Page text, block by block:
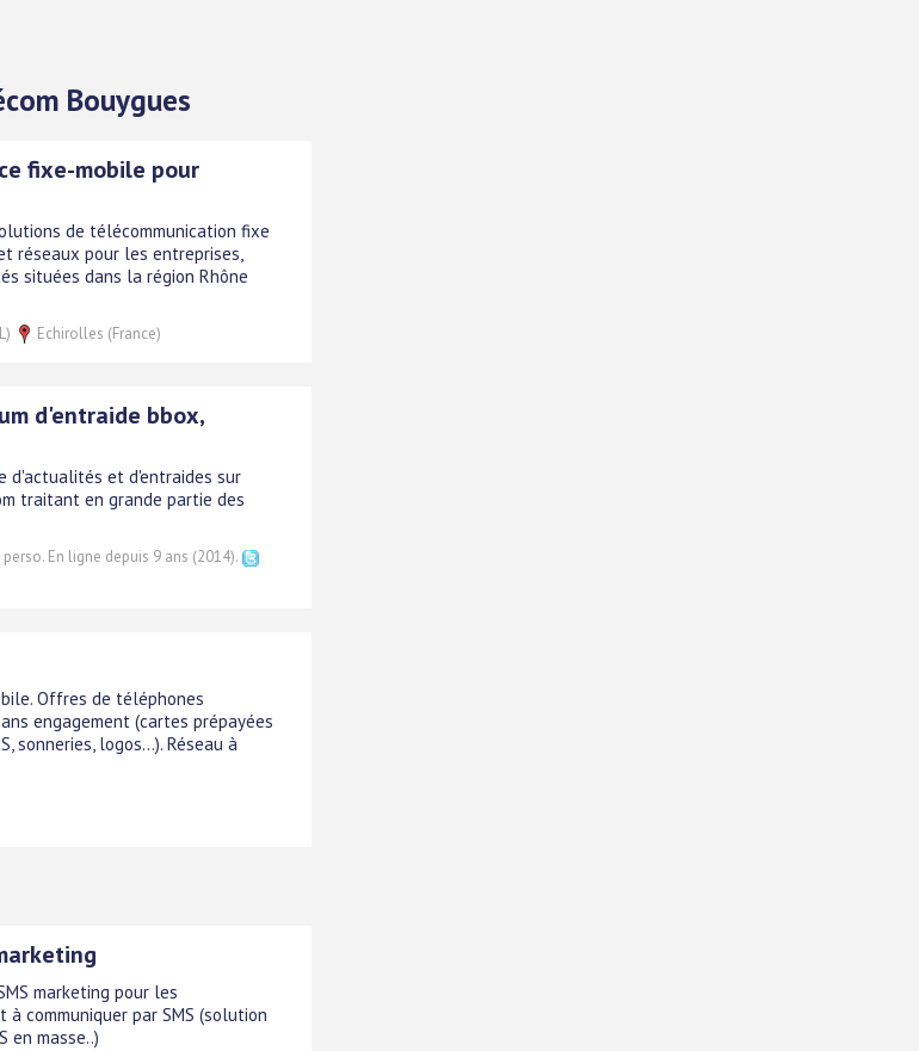
Bouygues
fixe-mobile pour
de télécommunication fixe
réseaux pour les entreprises,
situées dans la région Rhône
Echirolles (France)
d'entraide bbox,
d'actualités et d'entraides sur
traitant en grande partie des
perso. En ligne depuis 9 ans (2014).
Offres de téléphones
engagement (cartes prépayées
sonneries, logos...). Réseau à
marketing pour les
communiquer par SMS (solution
en masse..)